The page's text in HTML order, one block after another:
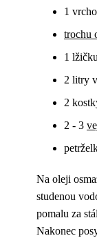
1
trochu
1
2 litry
2
2 - 3
Na oleji
studenou
pomalu za
Nakonec